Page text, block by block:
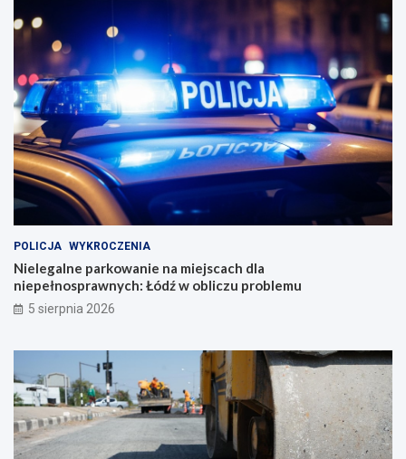
POLICJA WYKROCZENIA
Nielegalne parkowanie na miejscach dla
niepełnosprawnych: Łódź w obliczu problemu
5 sierpnia 2026